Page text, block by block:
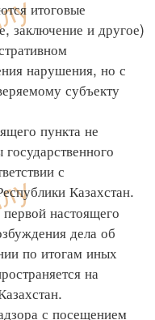
итоговые
заключение и другое)
нарушения, но с
субъекту
пункта не
с
Казахстан.
настоящего
дела об
по итогам иных
на
с посещением